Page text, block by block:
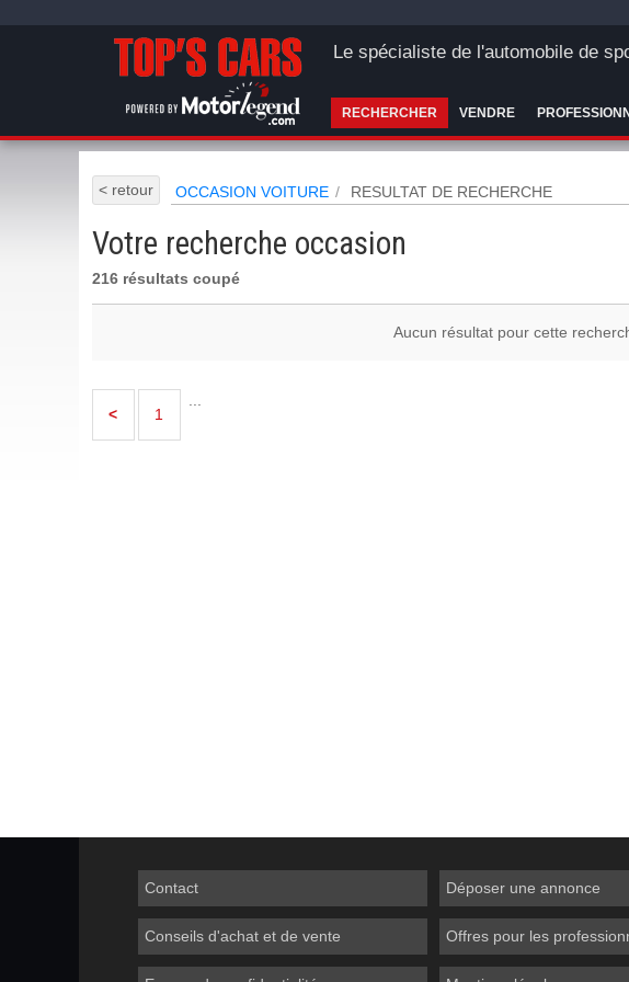
Le spécialiste de l'automobile de
RECHERCHER VENDRE
< retour OCCASION VOITURE RESULTAT DE RECHERCHE
Votre recherche occasion
216 résultats coupé
Aucun résultat pour cette
< 1
Contact Déposer une annonce
Conseils d'achat et de vente Offres pour les